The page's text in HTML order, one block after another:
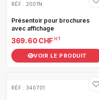
RÉF : 2001N
Présentoir pour brochures
avec affichage
369.60 CHF HT
VOIR LE PRODUIT
RÉF : 340701